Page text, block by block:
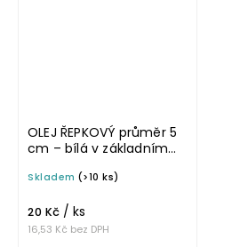
OLEJ ŘEPKOVÝ průměr 5
cm – bílá v základním
samolepka na
Skladem (>10 ks)
16,53 Kč bez DPH
20 Kč / ks